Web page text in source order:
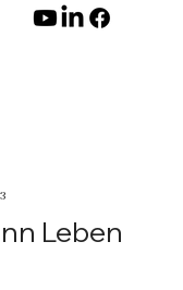
Leben